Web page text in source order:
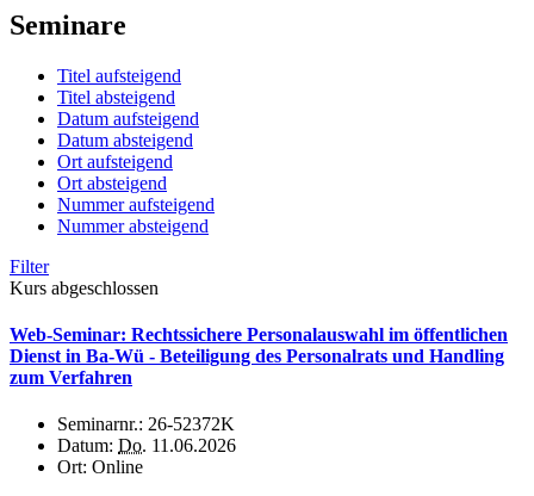
Seminare
Titel aufsteigend
Titel absteigend
Datum aufsteigend
Datum absteigend
Ort aufsteigend
Ort absteigend
Nummer aufsteigend
Nummer absteigend
Filter
Kurs abgeschlossen
Web-Seminar: Rechtssichere Personalauswahl im öffentlichen
Dienst in Ba-Wü - Beteiligung des Personalrats und Handling
zum Verfahren
Seminarnr.: 26-52372K
Datum: Do. 11.06.2026
Ort: Online